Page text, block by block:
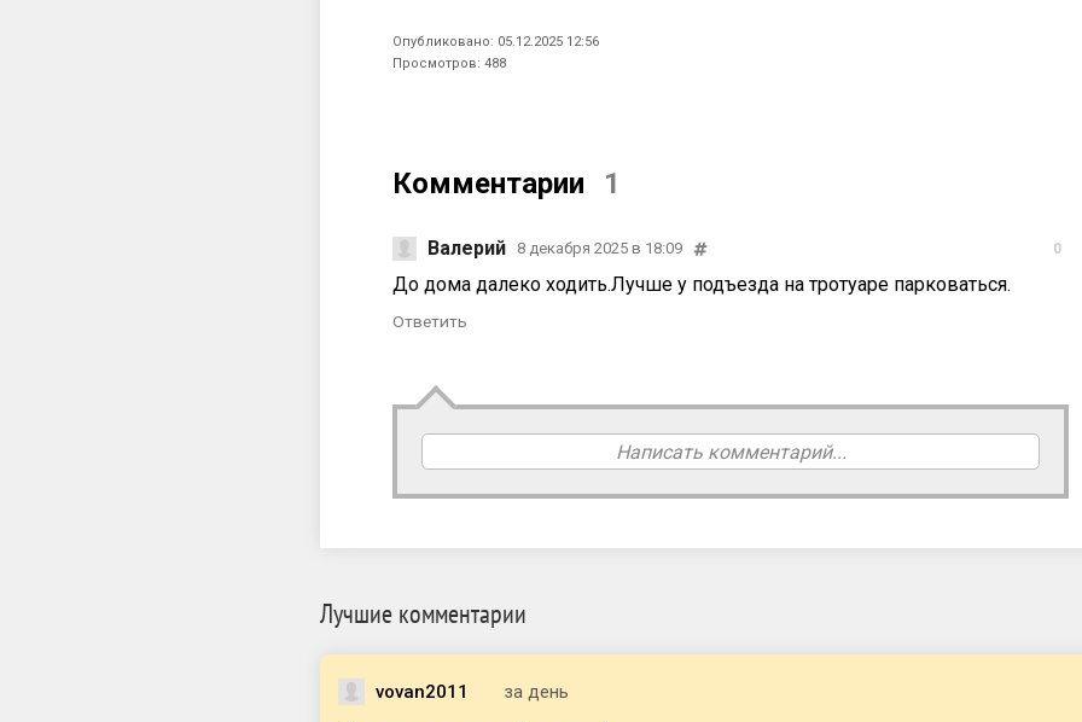
Опубликовано: 05.12.2025 12:56
Просмотров: 488
Комментарии 1
Валерий 8 декабря 2025 в 18:09 0
До дома далеко ходить.Лучше у подъезда на тротуаре парковаться.
Ответить
Написать комментарий...
Лучшие комментарии
vovan2011 за день